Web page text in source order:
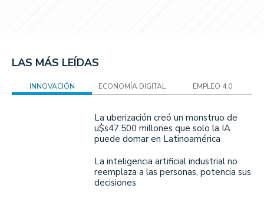
LAS MÁS LEÍDAS
INNOVACIÓN ECONOMÍA DIGITAL EMPLEO 4.0
La uberización creó un monstruo de
u$s47.500 millones que solo la IA
puede domar en Latinoamérica
La inteligencia artificial industrial no
reemplaza a las personas, potencia sus
decisiones